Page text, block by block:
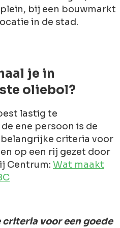
bij een bouwmarkt
in de stad.
je in
oliebol?
lastig te
ene persoon is de
belangrijke criteria voor
op een rij gezet door
Centrum: Wat maakt
voor een goede